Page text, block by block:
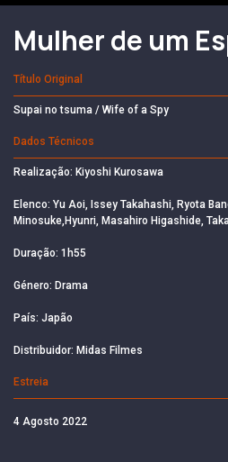
Mulher de um
Título Original
Supai no tsuma / Wife of a Spy
Dados Técnicos
Realização: Kiyoshi Kurosawa
Elenco: Yu Aoi, Issey Takahashi, Ryota
Minosuke,Hyunri, Masahiro Higashide,
Duração: 1h55
Género: Drama
País: Japão
Distribuidor: Midas Filmes
Estreia
4 Agosto 2022